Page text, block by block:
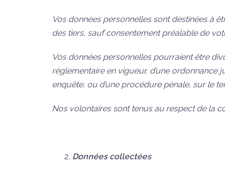
Vos données personnelles sont destinées à
des tiers, sauf consentement préalable de
Vos données personnelles pourraient être
réglementaire en vigueur, d’une ordonnance
enquête, ou d’une procédure pénale, sur le
Nos volontaires sont tenus au respect de la
Données collectées